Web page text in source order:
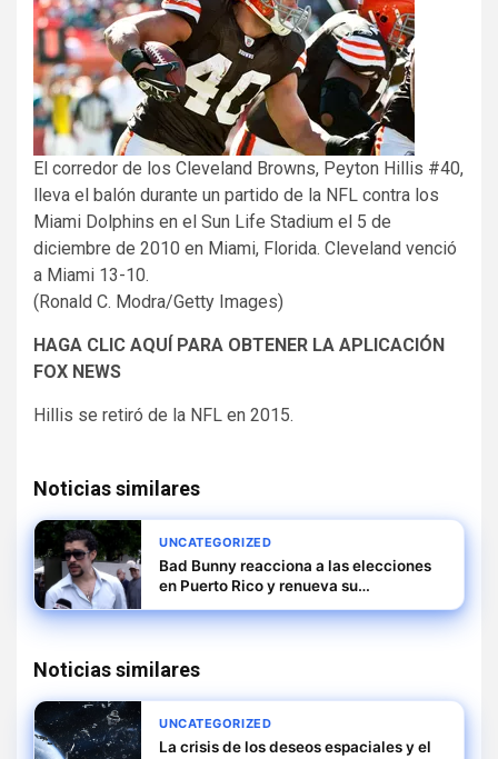
El corredor de los Cleveland Browns, Peyton Hillis #40,
lleva el balón durante un partido de la NFL contra los
Miami Dolphins en el Sun Life Stadium el 5 de
diciembre de 2010 en Miami, Florida. Cleveland venció
a Miami 13-10.
(Ronald C. Modra/Getty Images)
HAGA CLIC AQUÍ PARA OBTENER LA APLICACIÓN
FOX NEWS
Hillis se retiró de la NFL en 2015.
Noticias similares
UNCATEGORIZED
Bad Bunny reacciona a las elecciones
en Puerto Rico y renueva su
compromiso con la isla
Noticias similares
UNCATEGORIZED
La crisis de los deseos espaciales y el